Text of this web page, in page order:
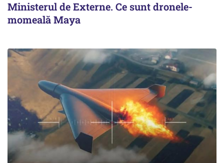
Ministerul de Externe. Ce sunt dronele-
momeală Maya